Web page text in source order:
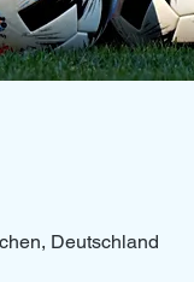
Deutschland